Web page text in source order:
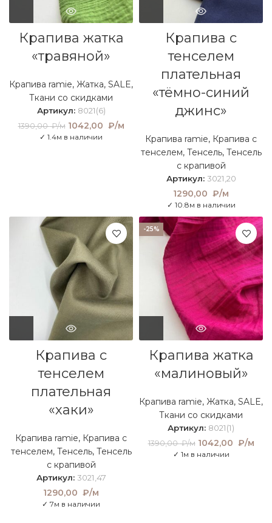
Крапива жатка
«травяной»
Крапива ramie, Жатка, SALE,
Ткани со скидками
Артикул: 8021(6)
1390,00₽/м Первоначальная
цена составляла
1042,00 ₽/м
цена:
₽/м.
✓ 1.4м в наличии
Крапива с
тенселем
плательная
«тёмно-синий
джинс»
Крапива ramie, Крапива с
тенселем, Тенсель, Тенсель
с крапивой
Артикул: 3021,20
1290,00 ₽/м
✓ 10.8м в наличии
Крапива с
тенселем
плательная
«хаки»
Крапива ramie, Крапива с
тенселем, Тенсель, Тенсель
с крапивой
Артикул: 3021,47
1290,00 ₽/м
✓ 7м в наличии
-25%
Крапива жатка
«малиновый»
Крапива ramie, Жатка, SALE,
Ткани со скидками
Артикул: 8021(1)
1390,00₽/м Первоначальная
цена составляла
1042,00 ₽/м
✓ 1м в наличии